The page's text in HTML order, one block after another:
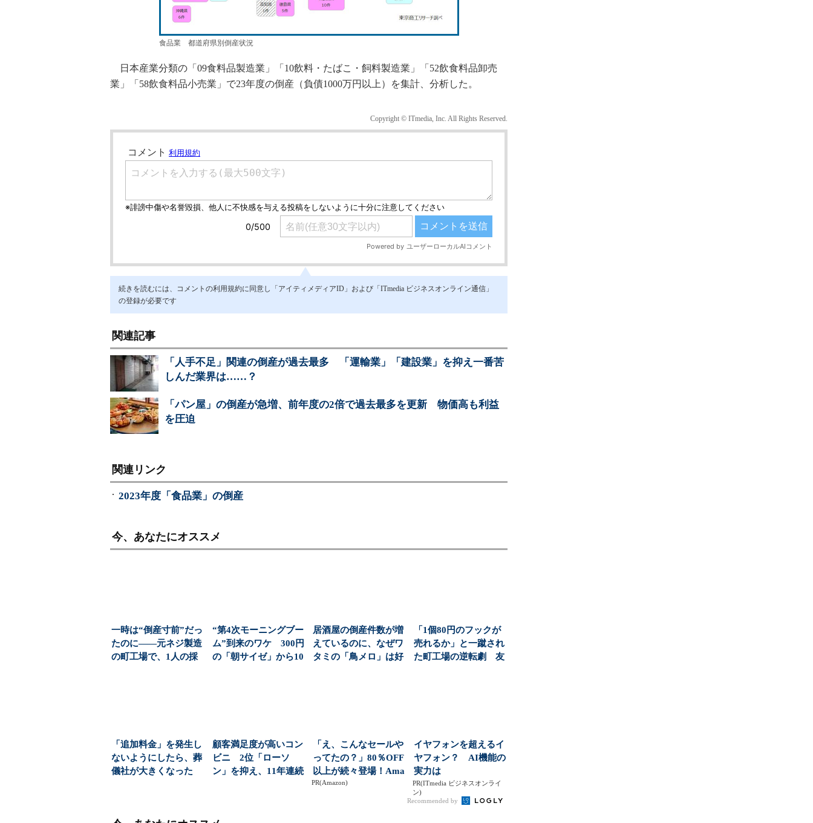
食品業 都道府県別倒産状況
日本産業分類の「09食料品製造業」「10飲料・たばこ・飼料製造業」「52飲食料品卸売
業」「58飲食料品小売業」で23年度の倒産（負債1000万円以上）を集計、分析した。
Copyright © ITmedia, Inc. All Rights Reserved.
続きを読むには、コメントの利用規約に同意し「アイティメディアID」および「ITmedia ビジネスオンライン通信」
の登録が必要です
関連記事
「人手不足」関連の倒産が過去最多 「運輸業」「建設業」を抑え一番苦
しんだ業界は……？
「パン屋」の倒産が急増、前年度の2倍で過去最多を更新 物価高も利益
を圧迫
関連リンク
2023年度「食品業」の倒産
今、あなたにオススメ
一時は“倒産寸前”だっ
たのに――元ネジ製造
の町工場で、1人の採
“第4次モーニングブー
ム”到来のワケ 300円
の「朝サイゼ」から10
居酒屋の倒産件数が増
えているのに、なぜワ
タミの「鳥メロ」は好
「1個80円のフックが
売れるか」と一蹴され
た町工場の逆転劇 友
「追加料金」を発生し
ないようにしたら、葬
儀社が大きくなった
顧客満足度が高いコン
ビニ 2位「ローソ
ン」を抑え、11年連続
「え、こんなセールや
ってたの？」80％OFF
以上が続々登場！Ama
zonの本気が...
PR(Amazon)
イヤフォンを超えるイ
ヤフォン？ AI機能の
実力は
PR(ITmedia ビジネスオンライ
ン)
Recommended by